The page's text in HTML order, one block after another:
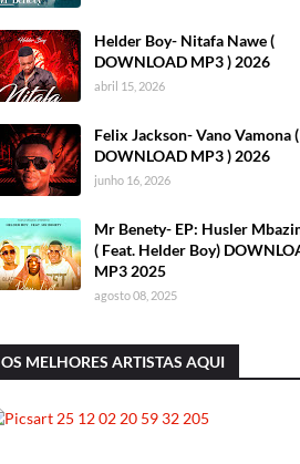
Helder Boy- Nitafa Nawe (
DOWNLOAD MP3 ) 2026
abril 15, 2026
Felix Jackson- Vano Vamona (
DOWNLOAD MP3 ) 2026
junho 16, 2026
Mr Benety- EP: Husler
( Feat. Helder Boy)
MP3 2025
agosto 08, 2025
OS MELHORES ARTISTAS AQUI